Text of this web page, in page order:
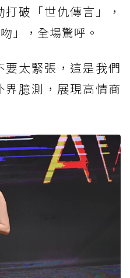
破「世仇傳言」，
」，全場驚呼。
太緊張，這是我們
臆測，展現高情商